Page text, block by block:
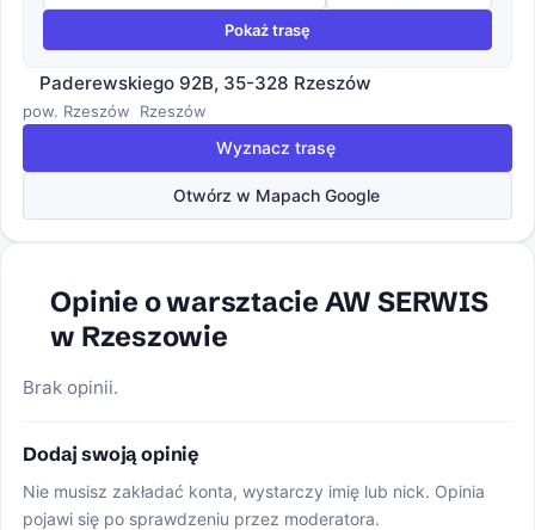
Pokaż trasę
Paderewskiego 92B, 35-328 Rzeszów
pow. Rzeszów Rzeszów
Wyznacz trasę
Otwórz w Mapach Google
Opinie o warsztacie AW SERWIS
w Rzeszowie
Brak opinii.
Dodaj swoją opinię
Nie musisz zakładać konta, wystarczy imię lub nick. Opinia
pojawi się po sprawdzeniu przez moderatora.